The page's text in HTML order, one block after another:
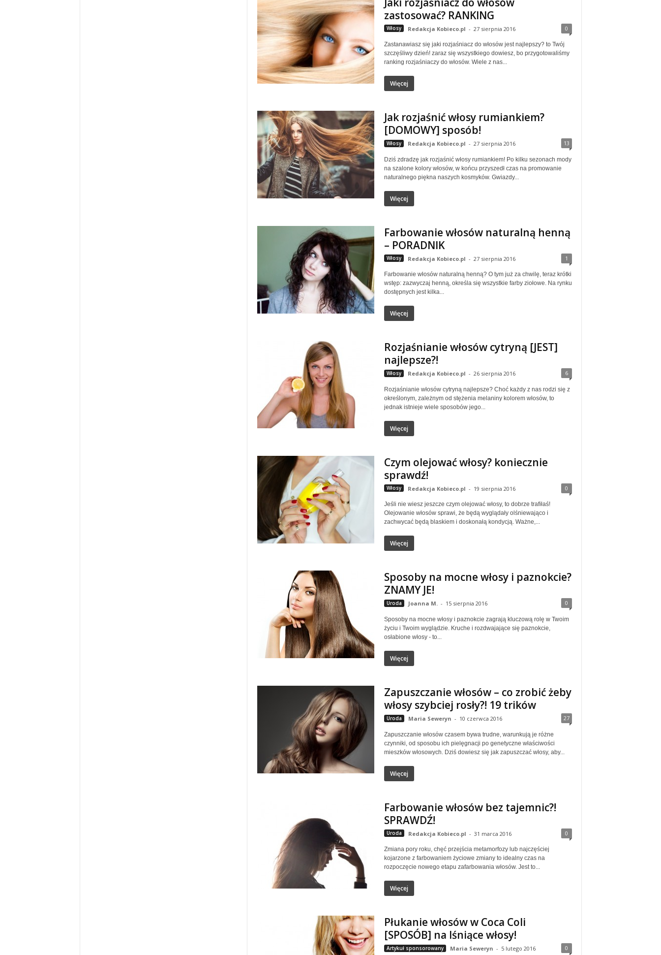
zastosować? RANKING
Włosy Redakcja Kobieco.pl - 27 sierpnia 2016 0
Zastanawiasz się jaki rozjaśniacz do włosów jest najlepszy? to Twój
szczęśliwy dzień! zaraz się wszystkiego dowiesz, bo przygotowaliśmy
ranking rozjaśniaczy do włosów. Wiele z nas...
Więcej
Jak rozjaśnić włosy rumiankiem?
[DOMOWY] sposób!
Włosy Redakcja Kobieco.pl - 27 sierpnia 2016 13
Dziś zdradzę jak rozjaśnić włosy rumiankiem! Po kilku sezonach mody
na szalone kolory włosów, w końcu przyszedł czas na promowanie
naturalnego piękna naszych kosmyków. Gwiazdy...
Więcej
Farbowanie włosów naturalną henną
– PORADNIK
Włosy Redakcja Kobieco.pl - 27 sierpnia 2016 1
Farbowanie włosów naturalną henną? O tym już za chwilę, teraz krótki
wstęp: zazwyczaj henną, określa się wszystkie farby ziołowe. Na rynku
dostępnych jest kilka...
Więcej
Rozjaśnianie włosów cytryną [JEST]
najlepsze?!
Włosy Redakcja Kobieco.pl - 26 sierpnia 2016 6
Rozjaśnianie włosów cytryną najlepsze? Choć każdy z nas rodzi się z
określonym, zależnym od stężenia melaniny kolorem włosów, to
jednak istnieje wiele sposobów jego...
Więcej
Czym olejować włosy? koniecznie
sprawdź!
Włosy Redakcja Kobieco.pl - 19 sierpnia 2016 0
Jeśli nie wiesz jeszcze czym olejować włosy, to dobrze trafiłaś!
Olejowanie włosów sprawi, że będą wyglądały olśniewająco i
zachwycać będą blaskiem i doskonałą kondycją. Ważne,...
Więcej
Sposoby na mocne włosy i paznokcie?
ZNAMY JE!
Uroda Joanna M. - 15 sierpnia 2016 0
Sposoby na mocne włosy i paznokcie zagrają kluczową rolę w Twoim
życiu i Twoim wyglądzie. Kruche i rozdwajające się paznokcie,
osłabione włosy - to...
Więcej
Zapuszczanie włosów – co zrobić żeby
włosy szybciej rosły?! 19 trików
Uroda Maria Seweryn - 10 czerwca 2016 27
Zapuszczanie włosów czasem bywa trudne, warunkują je różne
czynniki, od sposobu ich pielęgnacji po genetyczne właściwości
mieszków włosowych. Dziś dowiesz się jak zapuszczać włosy, aby...
Więcej
Farbowanie włosów bez tajemnic?!
SPRAWDŹ!
Uroda Redakcja Kobieco.pl - 31 marca 2016 0
Zmiana pory roku, chęć przejścia metamorfozy lub najczęściej
kojarzone z farbowaniem życiowe zmiany to idealny czas na
rozpoczęcie nowego etapu zafarbowania włosów. Jest to...
Więcej
Płukanie włosów w Coca Coli
[SPOSÓB] na lśniące włosy!
Artykuł sponsorowany Maria Seweryn - 5 lutego 2016 0